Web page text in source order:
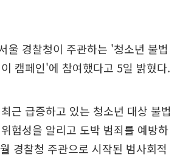
울 경찰청이 주관하는 '청소년 불법
캠페인'에 참여했다고 5일 밝혔다.
근 급증하고 있는 청소년 대상 불법
험성을 알리고 도박 범죄를 예방하
경찰청 주관으로 시작된 범사회적